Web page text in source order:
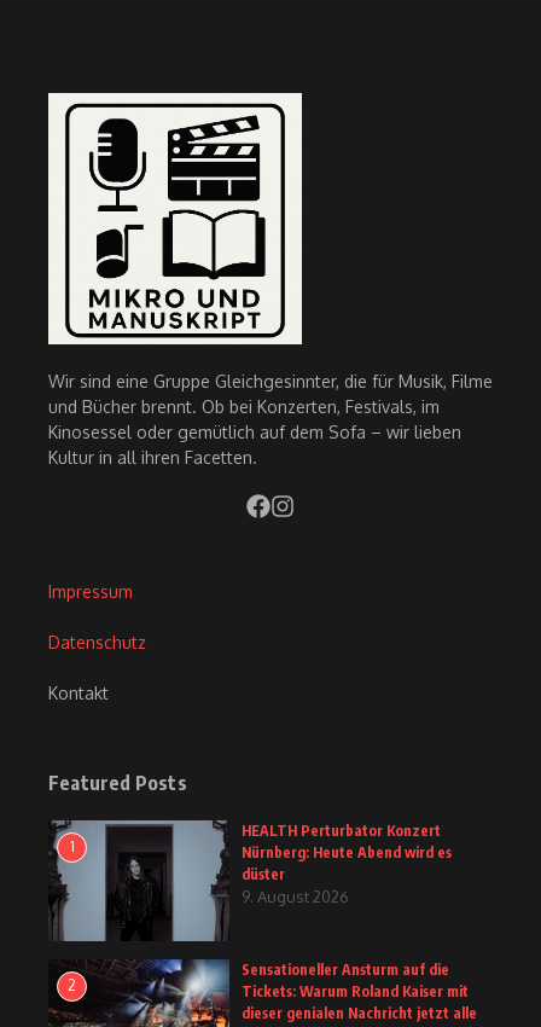
Wir sind eine Gruppe Gleichgesinnter, die für Musik, Filme
und Bücher brennt. Ob bei Konzerten, Festivals, im
Kinosessel oder gemütlich auf dem Sofa – wir lieben
Kultur in all ihren Facetten.
Impressum
Datenschutz
Kontakt
Featured Posts
1
HEALTH Perturbator Konzert
Nürnberg: Heute Abend wird es
düster
9. August 2026
2
Sensationeller Ansturm auf die
Tickets: Warum Roland Kaiser mit
dieser genialen Nachricht jetzt alle